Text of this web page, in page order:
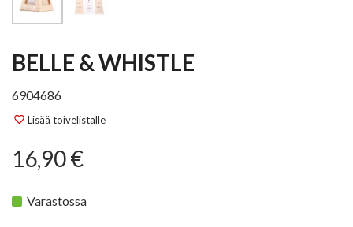
BELLE & WHISTLE
6904686
favorite_border Lisää toivelistalle
16,90 €
Varastossa